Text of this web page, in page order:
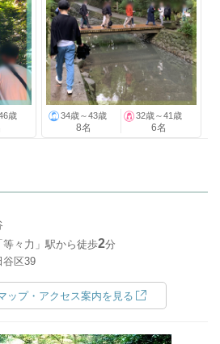
歳 34歳～43歳
8名
32歳～41歳
6名
等々力」駅から徒歩2分
谷区39
ップ・アクセス案内を見る